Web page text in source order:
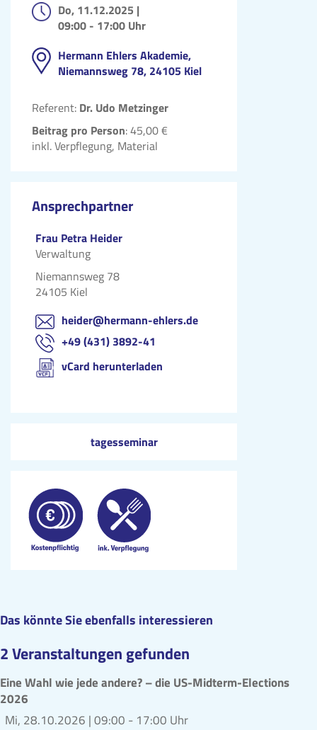
Do, 11.12.2025 |
09:00 - 17:00 Uhr
Hermann Ehlers Akademie,
Niemannsweg 78, 24105 Kiel
Referent: Dr. Udo Metzinger
Beitrag pro Person: 45,00 €
inkl. Verpflegung, Material
Ansprechpartner
Frau Petra Heider
Verwaltung
Niemannsweg 78
24105 Kiel
heider@hermann-ehlers.de
+49 (431) 3892-41
vCard herunterladen
tagesseminar
Das könnte Sie ebenfalls interessieren
2 Veranstaltungen gefunden
Eine Wahl wie jede andere? – die US-Midterm-Elections
2026
Mi, 28.10.2026 |09:00 - 17:00 Uhr